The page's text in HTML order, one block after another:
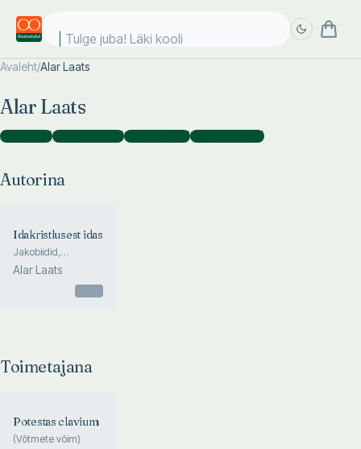
Tulge juba! Läki kooli!
Avaleht/Alar Laats
Alar Laats
Autorina )Toimetajana )Koostajana )Kaasautorina )
Autorina
Idakristlusest idas
Jakobiidid,
nestoriaanid ja
teised
Alar Laats
Toimetajana
Potestas clavium
(Võtmete võim)